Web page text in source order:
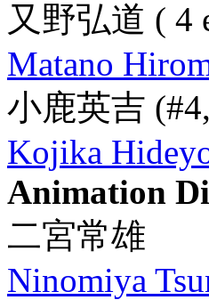
又野弘道 ( 4
Matano
小鹿英吉
Kojika
Animation
二宮常雄
Ninomiya